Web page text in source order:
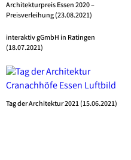
Architekturpreis Essen 2020 –
Preisverleihung (23.08.2021)
interaktiv gGmbH in Ratingen
(18.07.2021)
Tag der Architektur 2021 (15.06.2021)